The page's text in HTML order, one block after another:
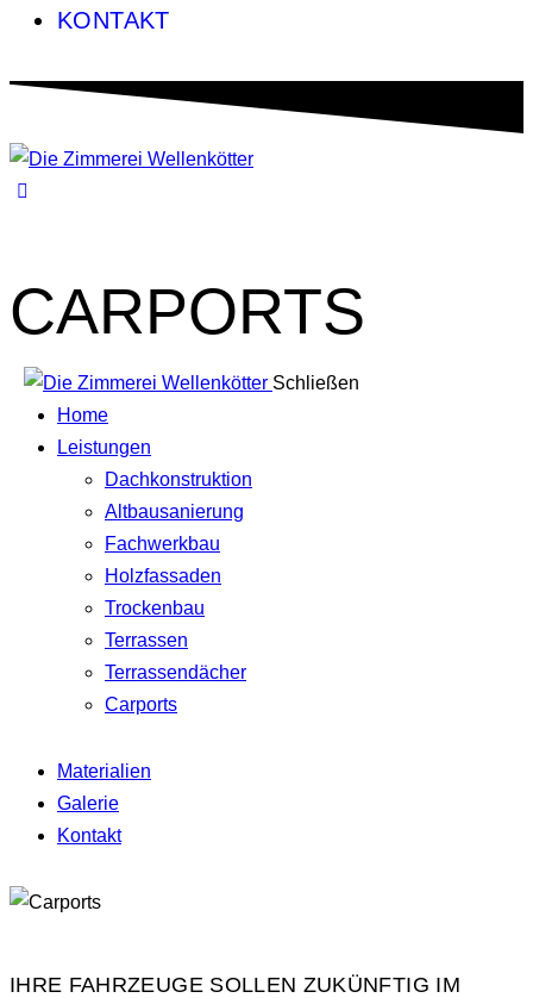
KONTAKT
CARPORTS
Schließen
Home
Leistungen
Dachkonstruktion
Altbausanierung
Fachwerkbau
Holzfassaden
Trockenbau
Terrassen
Terrassendächer
Carports
Materialien
Galerie
Kontakt
IHRE FAHRZEUGE SOLLEN ZUKÜNFTIG IM